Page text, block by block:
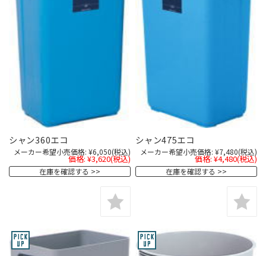
シャン360エコ
メーカー希望小売価格: ¥6,050(税込)
価格: ¥3,620(税込)
在庫を確認する
シャン475エコ
メーカー希望小売価格: ¥7,480(税込)
価格: ¥4,480(税込)
在庫を確認する